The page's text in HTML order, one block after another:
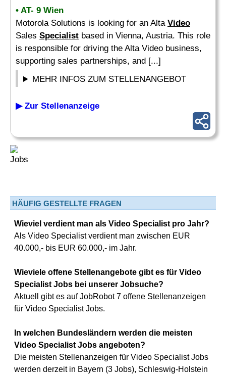
• AT- 9 Wien
Motorola Solutions is looking for an Alta Video
Sales Specialist based in Vienna, Austria. This role
is responsible for driving the Alta Video business,
supporting sales partnerships, and [...]
MEHR INFOS ZUM STELLENANGEBOT
▶ Zur Stellenanzeige
HÄUFIG GESTELLTE FRAGEN
Wieviel verdient man als Video Specialist pro Jahr?
Als Video Specialist verdient man zwischen EUR
40.000,- bis EUR 60.000,- im Jahr.
Wieviele offene Stellenangebote gibt es für Video
Specialist Jobs bei unserer Jobsuche?
Aktuell gibt es auf JobRobot 7 offene Stellenanzeigen
für Video Specialist Jobs.
In welchen Bundesländern werden die meisten
Video Specialist Jobs angeboten?
Die meisten Stellenanzeigen für Video Specialist Jobs
werden derzeit in Bayern (3 Jobs), Schleswig-Holstein